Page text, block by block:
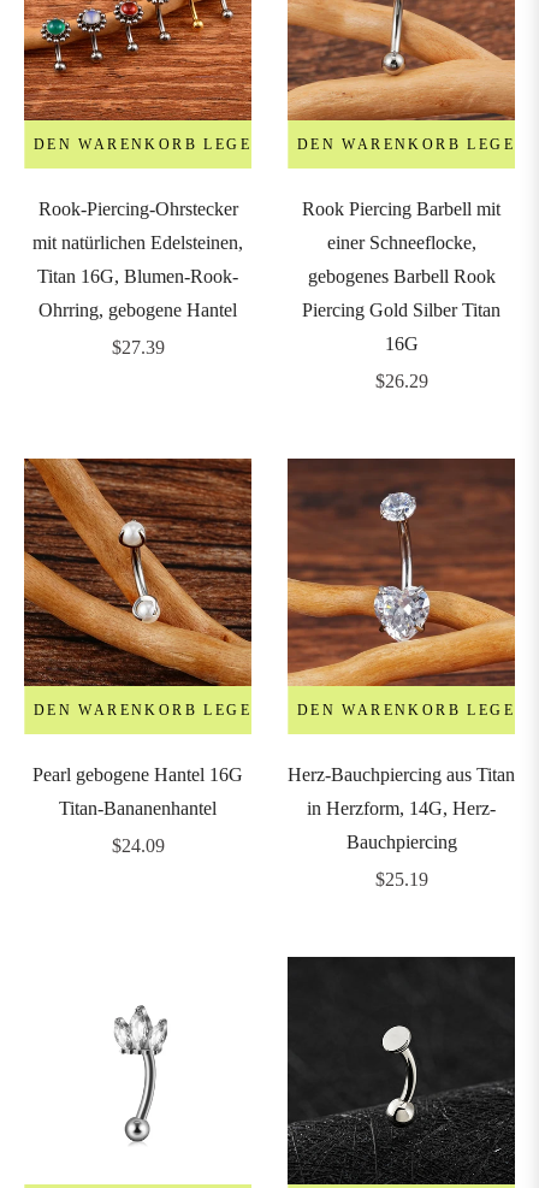
IN DEN WARENKORB LEGEN
Rook-Piercing-Ohrstecker
mit natürlichen Edelsteinen,
Titan 16G, Blumen-Rook-
Ohrring, gebogene Hantel
Regulärer
$27.39
IN DEN WARENKORB LEGEN
Rook Piercing Barbell mit
einer Schneeflocke,
gebogenes Barbell Rook
Piercing Gold Silber Titan
16G
Regulärer
$26.29
IN DEN WARENKORB LEGEN
Pearl gebogene Hantel 16G
Titan-Bananenhantel
Regulärer
$24.09
IN DEN WARENKORB LEGEN
Herz-Bauchpiercing aus Titan
in Herzform, 14G, Herz-
Bauchpiercing
Regulärer
$25.19